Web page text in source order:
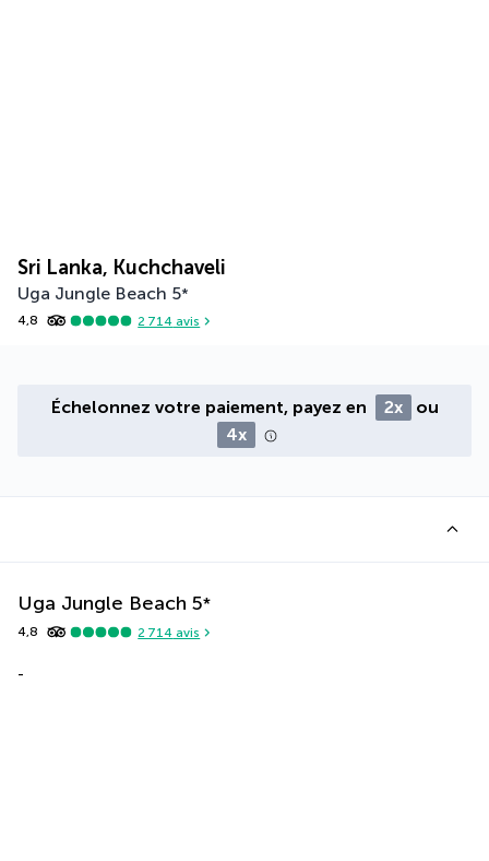
Sri Lanka, Kuchchaveli
Uga Jungle Beach 5*
4,8 2 714 avis
Échelonnez votre paiement, payez en 2x
ou
4x
Uga Jungle Beach 5*
4,8 2 714 avis
-